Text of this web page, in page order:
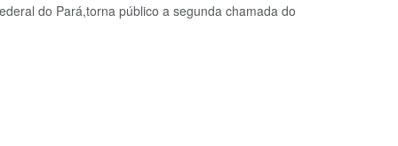
do Pará,torna público a segunda chamada do